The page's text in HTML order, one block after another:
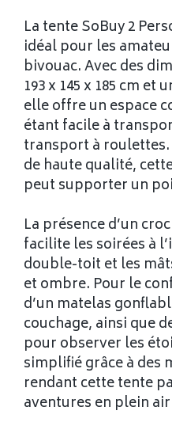
La tente SoBuy 2
idéal pour les
bivouac. Avec des
193 x 145 x 185 cm et
elle offre un espace
étant facile à
transport à
de haute qualité,
peut supporter un
La présence d’un
facilite les soirées à
double-toit et les
et ombre. Pour le
d’un matelas
couchage, ainsi que
pour observer les
simplifié grâce à des
rendant cette tente
aventures en plein